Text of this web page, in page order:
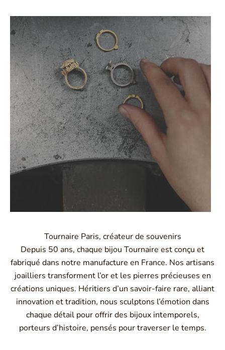
Tournaire Paris, créateur de souvenirs
Depuis 50 ans, chaque bijou Tournaire est conçu et
fabriqué dans notre manufacture en France. Nos artisans
joailliers transforment l’or et les pierres précieuses en
créations uniques. Héritiers d’un savoir-faire rare, alliant
innovation et tradition, nous sculptons l’émotion dans
chaque détail pour offrir des bijoux intemporels,
porteurs d’histoire, pensés pour traverser le temps.